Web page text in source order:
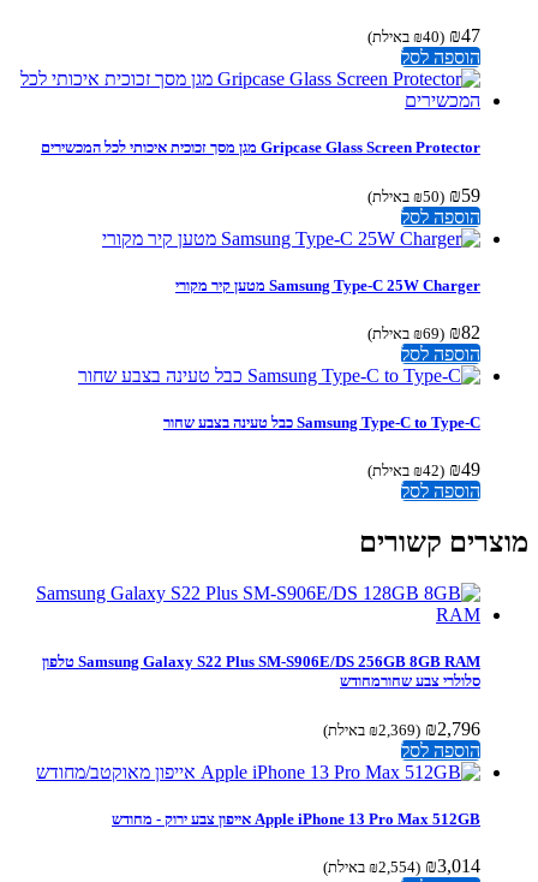
(
₪40 באילת)
הוספה לסל
Gripcase Glass Screen Protector מגן מסך זכוכית איכותי לכל המכשירים
(
₪50 באילת)
הוספה לסל
Samsung Type-C 25W Charger מטען קיר מקורי
(
₪69 באילת)
הוספה לסל
Samsung Type-C to Type-C כבל טעינה בצבע שחור
(
₪42 באילת)
הוספה לסל
קשורים
Samsung Galaxy S22 Plus SM-S906E/DS 256GB 8GB RAM טלפון
סלולרי צבע שחורמחודש
₪2,796
(
₪2,369 באילת)
הוספה לסל
Apple iPhone 13 Pro Max 512GB אייפון צבע ירוק - מחודש
₪3,014
(
₪2,554 באילת)